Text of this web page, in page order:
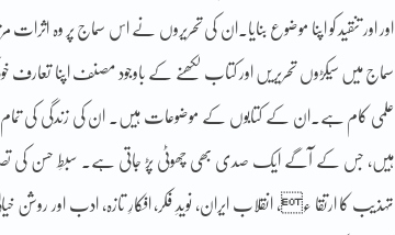
اور اور تنقید کو اپنا موضوع بنایا۔ان کی تحریروں نے اس سماج پر
سماج میں سیکڑوں تحریریں اور کتاب لکھنے کے باوجود مصنف اپنا تعارف خود
علمی کام ہے۔ان کے کتابوں کے موضوعات ہیں۔ ان کی زندگی کی
ہیں، جس کے آگے ایک صدی بھی چھوٹی پڑ جاتی ہے۔ سبطِ حسن کی
تہذیب کا ارتقا ء، انقلاب ایران، نویدِ فکر، افکارِ تازہ، ادب اور